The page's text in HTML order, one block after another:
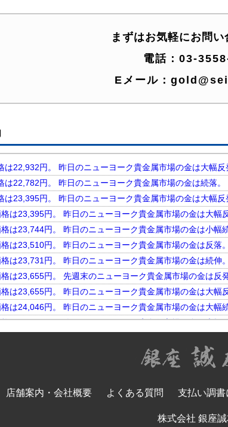
まずはお気軽にお問
電話： 03-
Eメール：
は22,932円。 昨日のニューヨーク貴金属市場の金は大幅反
は22,782円。 昨日のニューヨーク貴金属市場の金は続落。
は23,395円。 昨日のニューヨーク貴金属市場の金は大幅反
は23,395円。 昨日のニューヨーク貴金属市場の金は大幅
は23,744円。 昨日のニューヨーク貴金属市場の金は小幅
は23,510円。 昨日のニューヨーク貴金属市場の金は反落
は23,731円。 昨日のニューヨーク貴金属市場の金は続伸
は23,655円。 先週末のニューヨーク貴金属市場の金は反
は23,655円。 昨日のニューヨーク貴金属市場の金は大幅
は24,046円。 昨日のニューヨーク貴金属市場の金は大幅
は23,816円。 昨日のニューヨーク貴金属市場の金は大幅
格は23,118円。 昨日のニューヨーク貴金属市場の金は大幅
格は23,450円。 昨日のニューヨーク貴金属市場の金は反落
は23,098円。 昨日のニューヨーク貴金属市場の金は大幅
格は23,569円。 先週末のニューヨーク貴金属市場の金は反
店舗案内・会社概要 よくある質問 支払い調書
株式会社 銀座